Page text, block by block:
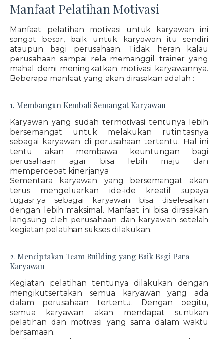
Manfaat Pelatihan Motivasi
Manfaat pelatihan motivasi untuk karyawan ini
sangat besar, baik untuk karyawan itu sendiri
ataupun bagi perusahaan. Tidak heran kalau
perusahaan sampai rela memanggil trainer yang
mahal demi meningkatkan motivasi karyawannya.
Beberapa manfaat yang akan dirasakan adalah :
1. Membangun Kembali Semangat Karyawan
Karyawan yang sudah termotivasi tentunya lebih
bersemangat untuk melakukan rutinitasnya
sebagai karyawan di perusahaan tertentu. Hal ini
tentu akan membawa keuntungan bagi
perusahaan agar bisa lebih maju dan
mempercepat kinerjanya.
Sementara karyawan yang bersemangat akan
terus mengeluarkan ide-ide kreatif supaya
tugasnya sebagai karyawan bisa diselesaikan
dengan lebih maksimal. Manfaat ini bisa dirasakan
langsung oleh perusahaan dan karyawan setelah
kegiatan pelatihan sukses dilakukan.
2. Menciptakan Team Building yang Baik Bagi Para
Karyawan
Kegiatan pelatihan tentunya dilakukan dengan
mengikutsertakan semua karyawan yang ada
dalam perusahaan tertentu. Dengan begitu,
semua karyawan akan mendapat suntikan
pelatihan dan motivasi yang sama dalam waktu
bersamaan.